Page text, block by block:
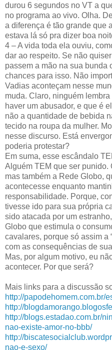
durou 6 segundos no VT a
no programa ao vivo. Olha.
a diferença é tão grande que
estava lá só pra dizer boa
4 – A vida toda ela ouviu,
dar ao respeito. Se não
passem a mão na sua bunda
chances para isso. Não
Vadias aconteçam nesse
muda. Claro, ninguém
haver um abusador, e que é
não a quantidade de bebida
tecido na roupa da mulher.
nesse discurso. Está
poderia protestar?
Em suma, esse escândalo
Alguém TEM que ser punido.
mas também a Rede Globo,
acontecesse enquanto
responsabilidade. Porque,
tivesse ido para sua própria
sido atacada por um
Globo que estimula o
cavalares, porque só assim a
com as consequências de
Mas, por algum motivo, eu
acontecer. Por que será?
Mais links para a discussão
http://papodehomem.com.br/
http://
http://blogs.estadao.com.br/
nao-existe-amor-no-bbb/
http://
nao-e-sexo/